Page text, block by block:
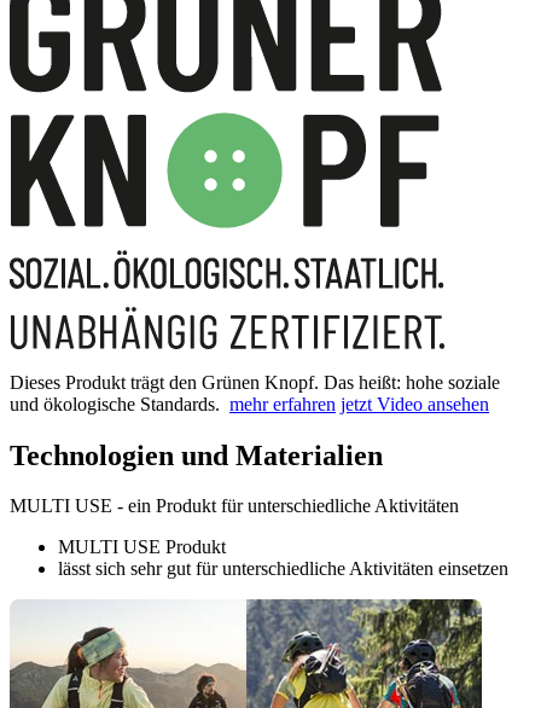
Dieses Produkt trägt den Grünen Knopf. Das heißt: hohe soziale
und ökologische Standards. mehr erfahren jetzt Video ansehen
Technologien und Materialien
MULTI USE - ein Produkt für unterschiedliche Aktivitäten
MULTI USE Produkt
lässt sich sehr gut für unterschiedliche Aktivitäten einsetzen